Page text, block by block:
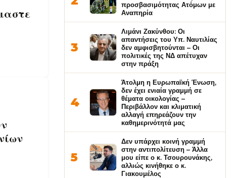
προσβασιμότητας Ατόμων με
Αναπηρία
3
Λιμάνι Ζακύνθου: Οι
απαντήσεις του Υπ. Ναυτιλίας
δεν αμφισβητούνται – Οι
πολιτικές της ΝΔ απέτυχαν
στην πράξη
4
Άτολμη η Ευρωπαϊκή Ένωση,
δεν έχει ενιαία γραμμή σε
θέματα οικολογίας –
Περιβάλλον και κλιματική
αλλαγή επηρεάζουν την
καθημερινότητά μας
5
Δεν υπάρχει κοινή γραμμή
στην αντιπολίτευση – Άλλα
μου είπε ο κ. Τσουρουνάκης,
αλλιώς κινήθηκε ο κ.
Γιακουμέλος